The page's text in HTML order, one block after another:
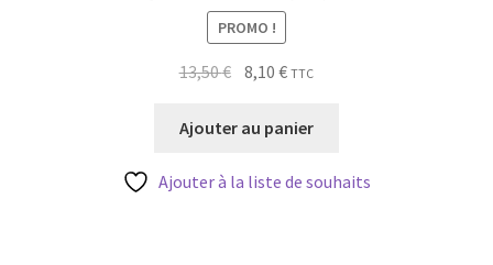
PROMO !
13,50€ Le
initial
13,50 €.
8,10€Le
actuel
8,10 €.
TTC
Ajouter au panier
Ajouter à la liste de souhaits